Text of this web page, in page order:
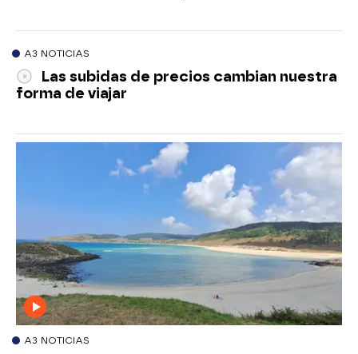
A3 NOTICIAS
Las subidas de precios cambian nuestra
forma de viajar
A3 NOTICIAS